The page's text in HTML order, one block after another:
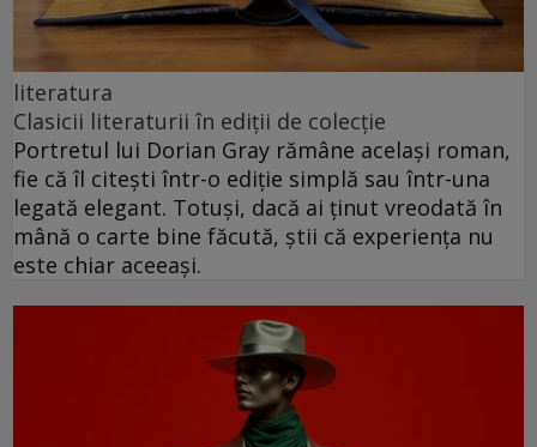
literatura
Clasicii literaturii în ediții de colecție
Portretul lui Dorian Gray rămâne același roman,
fie că îl citești într-o ediție simplă sau într-una
legată elegant. Totuși, dacă ai ținut vreodată în
mână o carte bine făcută, știi că experiența nu
este chiar aceeași.